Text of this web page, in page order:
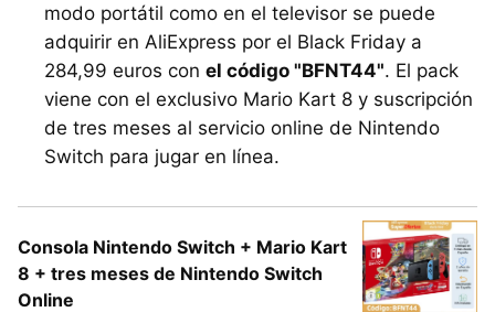
modo portátil como en el televisor se puede
adquirir en AliExpress por el Black Friday a
284,99 euros con el código "BFNT44". El pack
viene con el exclusivo Mario Kart 8 y suscripción
de tres meses al servicio online de Nintendo
Switch para jugar en línea.
Consola Nintendo Switch + Mario Kart
8 + tres meses de Nintendo Switch
Online